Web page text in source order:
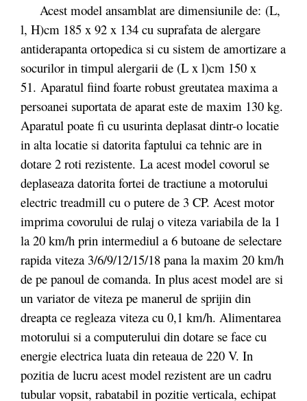
Acest model ansamblat are dimensiunile de: (L,
l, H)cm 185 x 92 x 134 cu suprafata de alergare
antiderapanta ortopedica si cu sistem de amortizare a
socurilor in timpul alergarii de (L x l)cm 150 x
51. Aparatul fiind foarte robust greutatea maxima a
persoanei suportata de aparat este de maxim 130 kg.
Aparatul poate fi cu usurinta deplasat dintr-o locatie
in alta locatie si datorita faptului ca tehnic are in
dotare 2 roti rezistente. La acest model covorul se
deplaseaza datorita fortei de tractiune a motorului
electric treadmill cu o putere de 3 CP. Acest motor
imprima covorului de rulaj o viteza variabila de la 1
la 20 km/h prin intermediul a 6 butoane de selectare
rapida viteza 3/6/9/12/15/18 pana la maxim 20 km/h
de pe panoul de comanda. In plus acest model are si
un variator de viteza pe manerul de sprijin din
dreapta ce regleaza viteza cu 0,1 km/h. Alimentarea
motorului si a computerului din dotare se face cu
energie electrica luata din reteaua de 220 V. In
pozitia de lucru acest model rezistent are un cadru
tubular vopsit, rabatabil in pozitie verticala, echipat